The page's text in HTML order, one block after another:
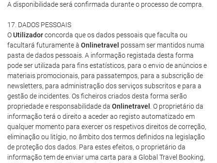
A disponibilidade será confirmada durante o processo de compra.
17. DADOS PESSOAIS
OUtilizadorconcorda que os dados pessoais que faculta ou
facultará futuramente à Onlinetravel possam ser mantidos numa
pasta de dados pessoais. A informação registada desta forma
pode ser utilizada para fins estatísticos, para o envio de anúncios e
materiais promocionais, para passatempos, para a subscrição de
newsletters, para administração dos serviços subscritos e para a
gestão de incidentes. Os ficheiros criados desta forma serão
propriedade e responsabilidade da Onlinetravel
. O proprietário da
informação terá o direito a aceder ao registo automatizado em
qualquer momento para exercer os respetivos direitos de correção,
eliminação ou litígio, no âmbito dos termos definidos na legislação
de proteção dos dados. Para estes efeitos, o proprietário da
informação tem de enviar uma carta para a Global Travel Booking,